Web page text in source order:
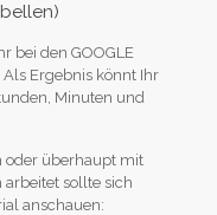
bei den GOOGLE
Ergebnis könnt Ihr
Minuten und
oder überhaupt mit
sollte sich
anschauen: